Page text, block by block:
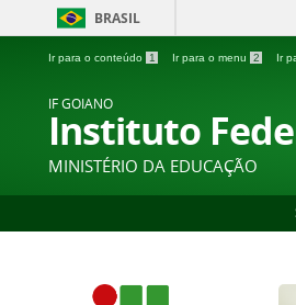
BRASIL
Ir para o conteúdo 1 Ir para o menu 2 Ir
IF GOIANO
Instituto
MINISTÉRIO DA EDUCAÇÃO